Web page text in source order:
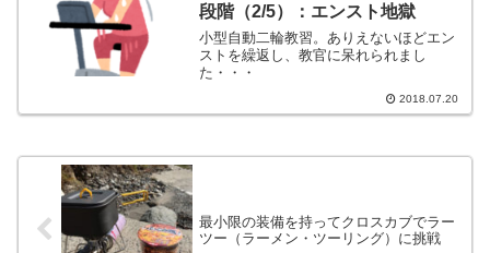
段階（2/5）：エンスト地獄
小型自動二輪教習。ありえないほどエン
ストを繰返し、教官に呆れられまし
た・・・
2018.07.20
最小限の装備を持ってクロスカブでラー
ツー（ラーメン・ツーリング）に挑戦